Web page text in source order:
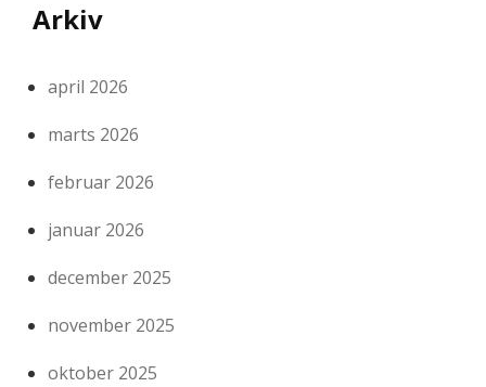
Arkiv
april 2026
marts 2026
februar 2026
januar 2026
december 2025
november 2025
oktober 2025